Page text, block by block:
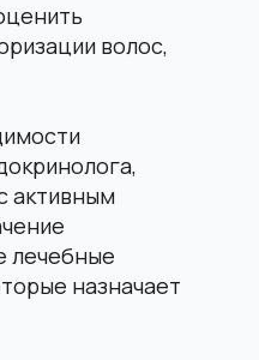
волос,
активным
лечебные
назначает